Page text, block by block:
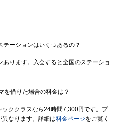
テーションはいくつあるの？
あります。入会すると全国のステーショ
を借りた場合の料金は？
ッククラスなら24時間7,300円です。プ
異なります。詳細は料金ページをご覧く